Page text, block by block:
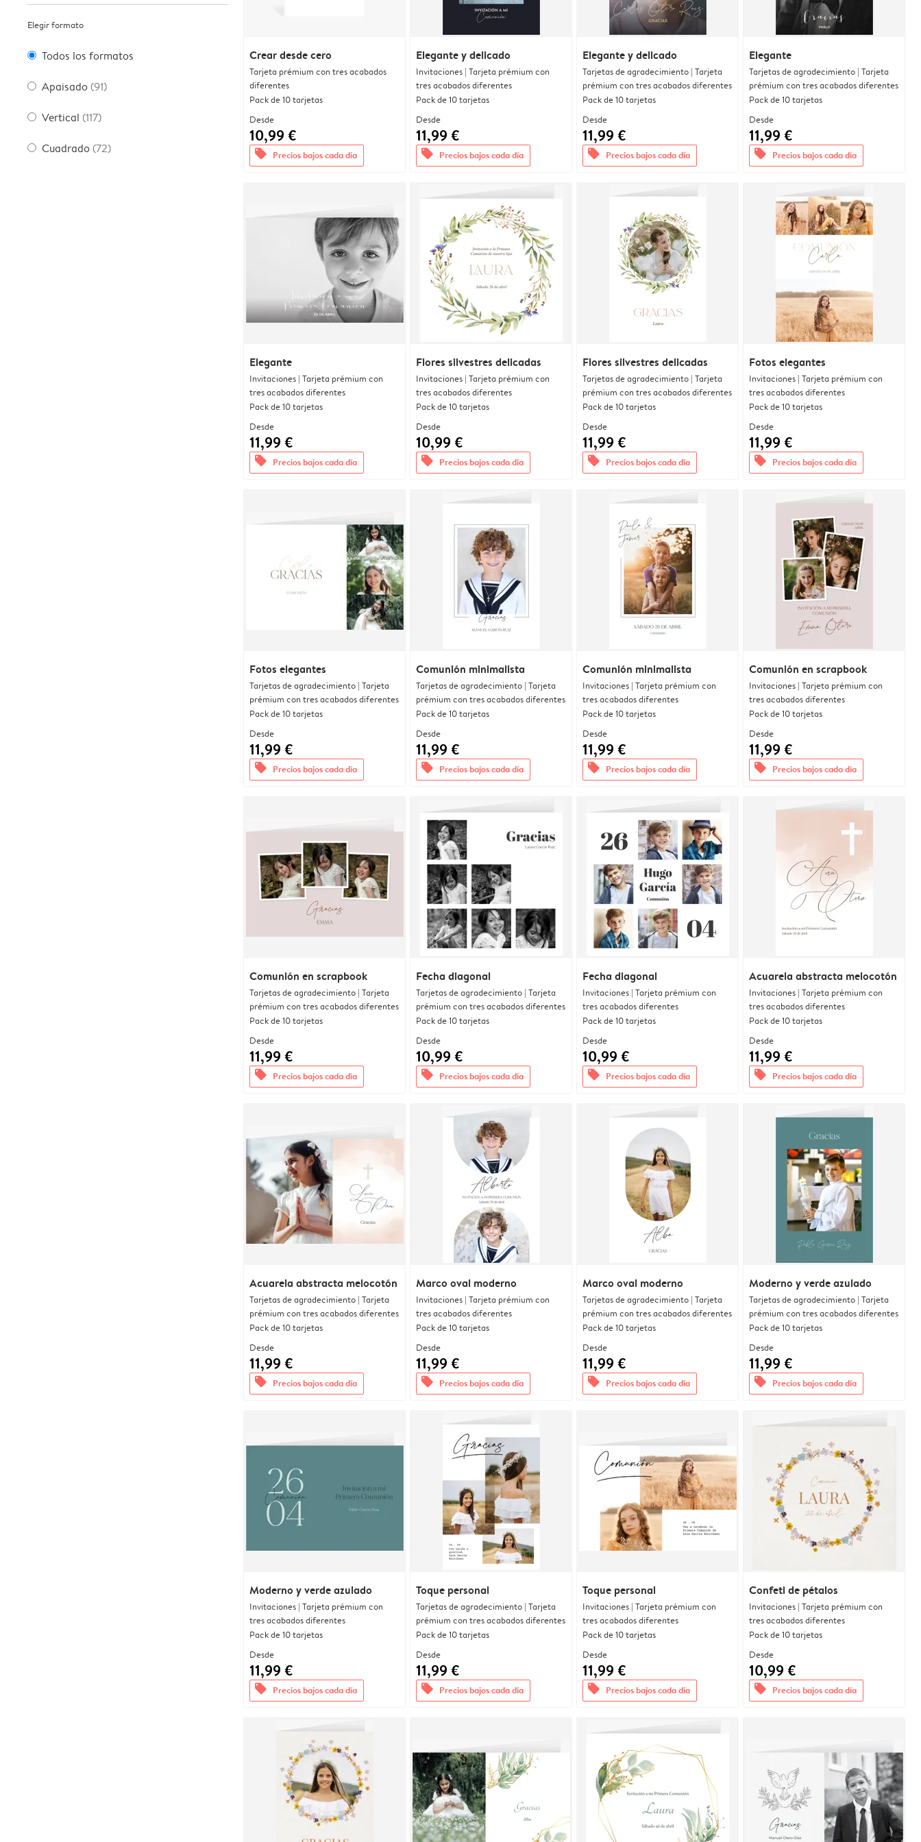
Elegir formato
Todos los formatos
Apaisado (91)
Vertical (117)
Cuadrado (72)
Crear desde cero
Tarjeta prémium con tres acabados
diferentes
Pack de 10 tarjetas
Desde
10,99 €
offers Precios bajos cada día
Elegante y delicado
Invitaciones | Tarjeta prémium con
tres acabados diferentes
Pack de 10 tarjetas
Desde
11,99 €
offers Precios bajos cada día
Elegante y delicado
Tarjetas de agradecimiento | Tarjeta
prémium con tres acabados diferentes
Pack de 10 tarjetas
Desde
11,99 €
offers Precios bajos cada día
Elegante
Tarjetas de agradecimiento | Tarjeta
prémium con tres acabados diferentes
Pack de 10 tarjetas
Desde
11,99 €
offers Precios bajos cada día
Elegante
Invitaciones | Tarjeta prémium con
tres acabados diferentes
Pack de 10 tarjetas
Desde
11,99 €
offers Precios bajos cada día
Flores silvestres delicadas
Invitaciones | Tarjeta prémium con
tres acabados diferentes
Pack de 10 tarjetas
Desde
10,99 €
offers Precios bajos cada día
Flores silvestres delicadas
Tarjetas de agradecimiento | Tarjeta
prémium con tres acabados diferentes
Pack de 10 tarjetas
Desde
11,99 €
offers Precios bajos cada día
Fotos elegantes
Invitaciones | Tarjeta prémium con
tres acabados diferentes
Pack de 10 tarjetas
Desde
11,99 €
offers Precios bajos cada día
Fotos elegantes
Tarjetas de agradecimiento | Tarjeta
prémium con tres acabados diferentes
Pack de 10 tarjetas
Desde
11,99 €
offers Precios bajos cada día
Comunión minimalista
Tarjetas de agradecimiento | Tarjeta
prémium con tres acabados diferentes
Pack de 10 tarjetas
Desde
11,99 €
offers Precios bajos cada día
Comunión minimalista
Invitaciones | Tarjeta prémium con
tres acabados diferentes
Pack de 10 tarjetas
Desde
11,99 €
offers Precios bajos cada día
Comunión en scrapbook
Invitaciones | Tarjeta prémium con
tres acabados diferentes
Pack de 10 tarjetas
Desde
11,99 €
offers Precios bajos cada día
Comunión en scrapbook
Tarjetas de agradecimiento | Tarjeta
prémium con tres acabados diferentes
Pack de 10 tarjetas
Desde
11,99 €
offers Precios bajos cada día
Fecha diagonal
Tarjetas de agradecimiento | Tarjeta
prémium con tres acabados diferentes
Pack de 10 tarjetas
Desde
10,99 €
offers Precios bajos cada día
Fecha diagonal
Invitaciones | Tarjeta prémium con
tres acabados diferentes
Pack de 10 tarjetas
Desde
10,99 €
offers Precios bajos cada día
Acuarela abstracta melocotón
Invitaciones | Tarjeta prémium con
tres acabados diferentes
Pack de 10 tarjetas
Desde
11,99 €
offers Precios bajos cada día
Acuarela abstracta melocotón
Tarjetas de agradecimiento | Tarjeta
prémium con tres acabados diferentes
Pack de 10 tarjetas
Desde
11,99 €
offers Precios bajos cada día
Marco oval moderno
Invitaciones | Tarjeta prémium con
tres acabados diferentes
Pack de 10 tarjetas
Desde
11,99 €
offers Precios bajos cada día
Marco oval moderno
Tarjetas de agradecimiento | Tarjeta
prémium con tres acabados diferentes
Pack de 10 tarjetas
Desde
11,99 €
offers Precios bajos cada día
Moderno y verde azulado
Tarjetas de agradecimiento | Tarjeta
prémium con tres acabados diferentes
Pack de 10 tarjetas
Desde
11,99 €
offers Precios bajos cada día
Moderno y verde azulado
Invitaciones | Tarjeta prémium con
tres acabados diferentes
Pack de 10 tarjetas
Desde
11,99 €
offers Precios bajos cada día
Toque personal
Tarjetas de agradecimiento | Tarjeta
prémium con tres acabados diferentes
Pack de 10 tarjetas
Desde
11,99 €
offers Precios bajos cada día
Toque personal
Invitaciones | Tarjeta prémium con
tres acabados diferentes
Pack de 10 tarjetas
Desde
11,99 €
offers Precios bajos cada día
Confeti de pétalos
Invitaciones | Tarjeta prémium con
tres acabados diferentes
Pack de 10 tarjetas
Desde
10,99 €
offers Precios bajos cada día